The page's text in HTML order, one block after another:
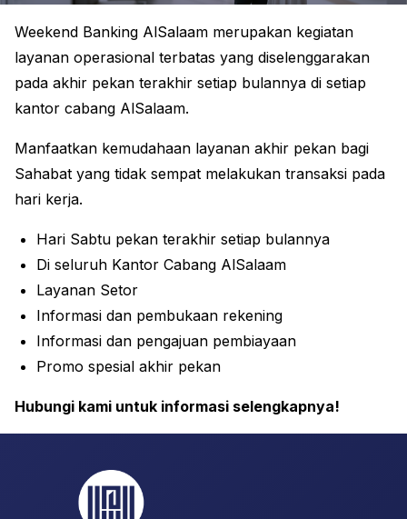
Weekend Banking AlSalaam merupakan kegiatan
layanan operasional terbatas yang diselenggarakan
pada akhir pekan terakhir setiap bulannya di setiap
kantor cabang AlSalaam.
Manfaatkan kemudahaan layanan akhir pekan bagi
Sahabat yang tidak sempat melakukan transaksi pada
hari kerja.
Hari Sabtu pekan terakhir setiap bulannya
Di seluruh Kantor Cabang AlSalaam
Layanan Setor
Informasi dan pembukaan rekening
Informasi dan pengajuan pembiayaan
Promo spesial akhir pekan
Hubungi kami untuk informasi selengkapnya!